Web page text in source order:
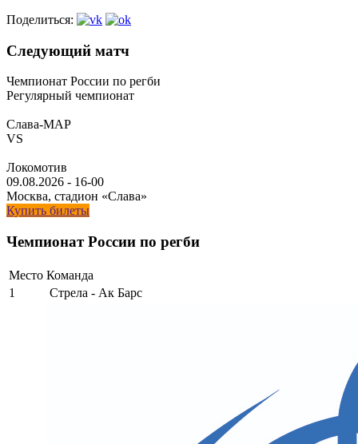
Поделиться:
Следующий матч
Чемпионат России по регби
Регулярный чемпионат
Слава-МАР
VS
Локомотив
09.08.2026 - 16-00
Москва, стадион «Слава»
Купить билеты
Чемпионат России по регби
Место Команда
1
Стрела - Ак Барс